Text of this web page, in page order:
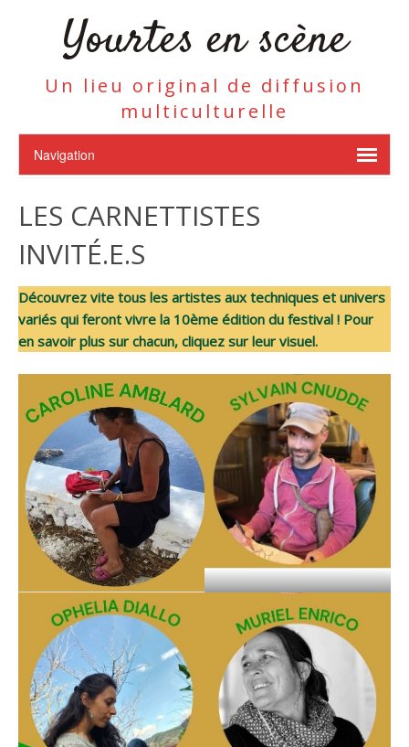
Yourtes en scène
Un lieu original de diffusion
multiculturelle
LES CARNETTISTES
INVITÉ.E.S
Découvrez vite tous les artistes aux techniques et univers
variés qui feront vivre la 10ème édition du festival ! Pour
en savoir plus sur chacun, cliquez sur leur visuel.